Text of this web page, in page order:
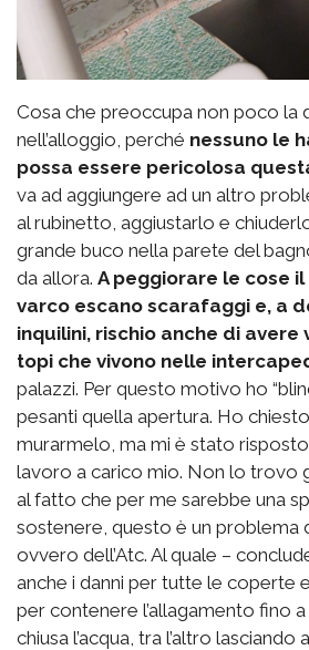
Cosa che preoccupa non poco la
nell’alloggio, perché nessuno le
possa essere pericolosa
va ad aggiungere ad un altro
al rubinetto, aggiustarlo e
grande buco nella parete del
da allora. A peggiorare le cose
varco escano scarafaggi e, a
inquilini, rischio anche di
topi che vivono nelle
palazzi. Per questo motivo ho
pesanti quella apertura. Ho
murarmelo, ma mi è stato
lavoro a carico mio. Non lo trovo
al fatto che per me sarebbe una
sostenere, questo è un problema
ovvero dell’Atc. Al quale –
anche i danni per tutte le coperte
per contenere l’allagamento fino
chiusa l’acqua, tra l’altro lasciando